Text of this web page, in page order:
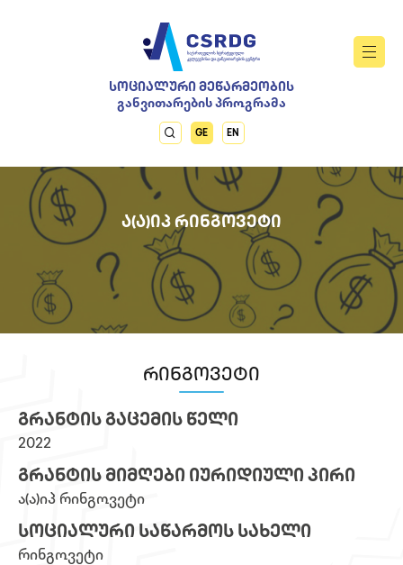
ᲡᲝᲪᲘᲐᲚᲣᲠᲘ ᲛᲔᲬᲐᲠᲛᲔᲝᲑᲘᲡ
განვითარების პროგრამა
GE EN
Ა(Ა)ᲘᲞ ᲠᲘᲜᲒᲝᲕᲔᲢᲘ
რინგოვეტი
ᲒᲠᲐᲜᲢᲘᲡ ᲒᲐᲪᲔᲛᲘᲡ ᲬᲔᲚᲘ
2022
ᲒᲠᲐᲜᲢᲘᲡ ᲛᲘᲛᲦᲔᲑᲘ ᲘᲣᲠᲘᲓᲘᲣᲚᲘ ᲞᲘᲠᲘ
ა(ა)იპ რინგოვეტი
ᲡᲝᲪᲘᲐᲚᲣᲠᲘ ᲡᲐᲬᲐᲠᲛᲝᲡ ᲡᲐᲮᲔᲚᲘ
რინგოვეტი